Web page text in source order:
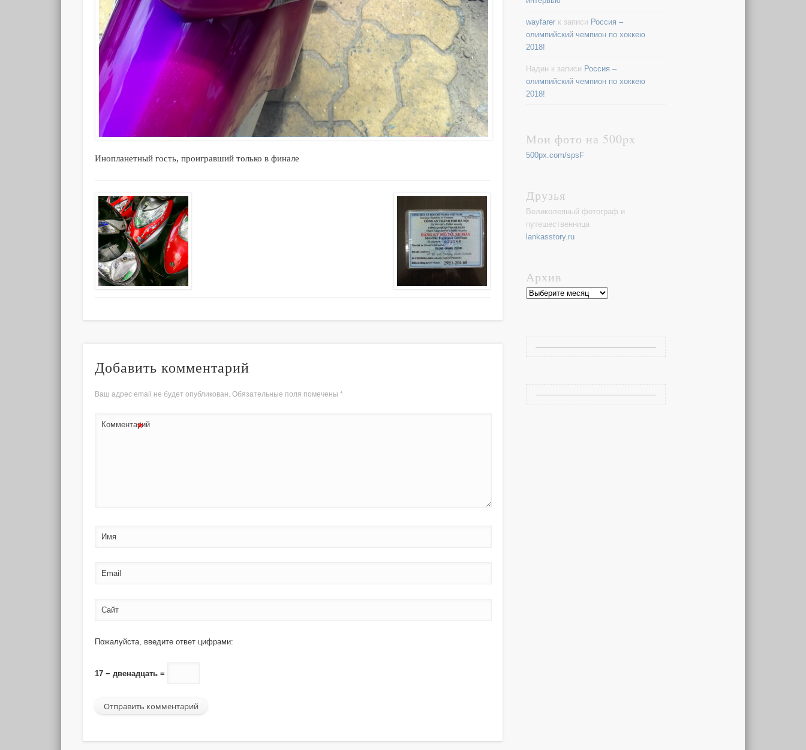
Инопланетный гость, проигравший только в финале
Добавить комментарий
Ваш адрес email не будет опубликован. Обязательные поля помечены*
Комментарий
*
Имя
Email
Сайт
Пожалуйста, введите ответ цифрами:
17 − двенадцать =
wayfarerк записи Россия –
олимпийский чемпион по хоккею
2018!
Надин к записи Россия –
олимпийский чемпион по хоккею
2018!
Мои фото на 500px
500px.com/spsF
Друзья
Великолепный фотограф и
путешественница
lankasstory.ru
Архив
Архив